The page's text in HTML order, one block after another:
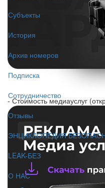
Субъекты
История
Архив номеров
Подписка
Сотрудничество
Отзывы
ЭНЦИКЛОПЕДИЯ
LEAK-БЕЗ
О НАС
- Стоимость медиауслуг